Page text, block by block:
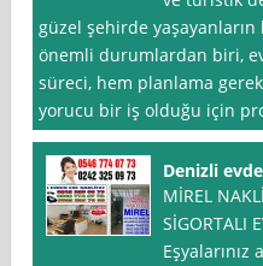
güzel şehirde yaşayanların
önemli durumlardan biri,
süreci, hem planlama
yorucu bir iş olduğu için
Denizli
MİREL
SİGORTALI